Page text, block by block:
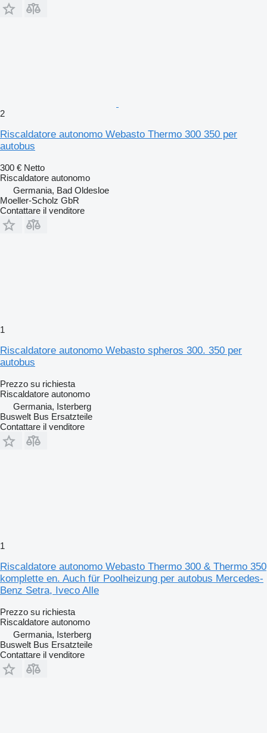
2
Riscaldatore autonomo Webasto Thermo 300 350 per
autobus
300 € Netto
Riscaldatore autonomo
Germania, Bad Oldesloe
Moeller-Scholz GbR
Contattare il venditore
1
Riscaldatore autonomo Webasto spheros 300. 350 per
autobus
Prezzo su richiesta
Riscaldatore autonomo
Germania, Isterberg
Buswelt Bus Ersatzteile
Contattare il venditore
1
Riscaldatore autonomo Webasto Thermo 300 & Thermo 350
komplette en. Auch für Poolheizung per autobus Mercedes-
Benz Setra, Iveco Alle
Prezzo su richiesta
Riscaldatore autonomo
Germania, Isterberg
Buswelt Bus Ersatzteile
Contattare il venditore